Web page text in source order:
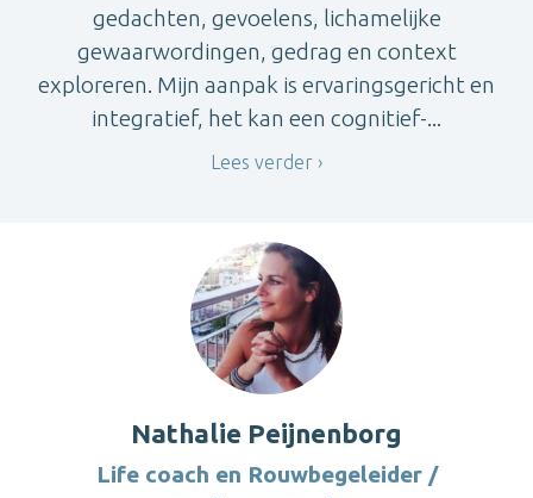
gedachten, gevoelens, lichamelijke
gewaarwordingen, gedrag en context
exploreren. Mijn aanpak is ervaringsgericht en
integratief, het kan een cognitief-...
Lees verder
Nathalie Peijnenborg
Life coach en Rouwbegeleider /